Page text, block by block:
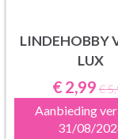
LINDEHOBBY
LUX
€ 2,99 €
Aanbieding
31/08/